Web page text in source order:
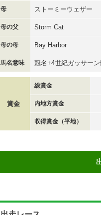
母 ストーミーウェザー
母の父 Storm Cat
母の母 Bay Harbor
馬名意味 冠名+4世紀ガッサー
賞金
総賞金
内地方賞金
収得賞金（平地）